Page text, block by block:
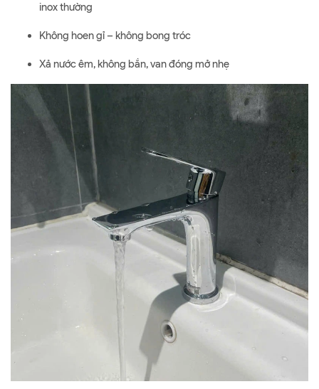
inox thường
Không hoen gỉ – không bong tróc
Xả nước êm, không bắn, van đóng mở nhẹ